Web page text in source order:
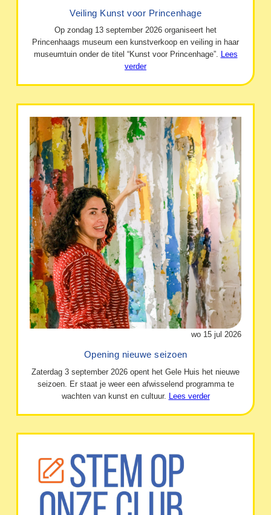
Veiling Kunst voor Princenhage
Op zondag 13 september 2026 organiseert het
Princenhaags museum een kunstverkoop en veiling in haar
museumtuin onder de titel “Kunst voor Princenhage”. Lees
verder
wo 15 jul 2026
Opening nieuwe seizoen
Zaterdag 3 september 2026 opent het Gele Huis het nieuwe
seizoen. Er staat je weer een afwisselend programma te
wachten van kunst en cultuur. Lees verder